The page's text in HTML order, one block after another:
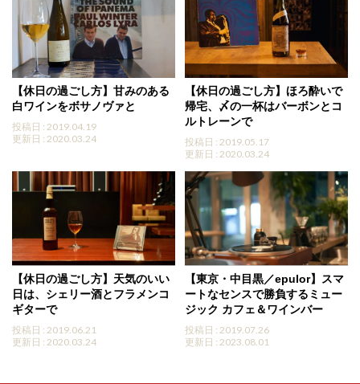
【休日の過ごし方】甘みのある
白ワインをボサノヴァと
投稿日 : 2019.04.19
更新日 : 2020.03.24
【休日の過ごし方】ほろ酔いで
帰宅、〆の一杯はバーボンとコ
ルトレーンで
投稿日 : 2019.05.17
更新日 : 2020.03.24
【休日の過ごし方】天気のいい
日は、シェリー酒とフラメンコ
ギターで
投稿日 : 2019.06.21
更新日 : 2020.03.24
【東京・中目黒／epulor】スマ
ートなセンスで勝負するミュー
ジック カフェ＆ワインバー
投稿日 : 2019.07.26
更新日 : 2023.08.01